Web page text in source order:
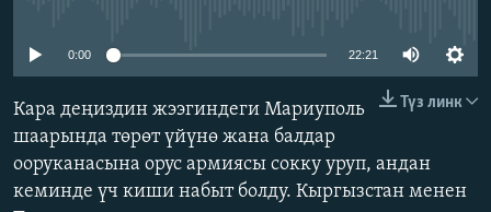
ЭЕ/АРнун бардык сайттары
0:00 22:21
Түз линк
Кара деңиздин жээгиндеги Мариуполь
шаарында төрөт үйүнө жана балдар
ооруканасына орус армиясы сокку уруп, андан
кеминде үч киши набыт болду. Кыргызстан менен